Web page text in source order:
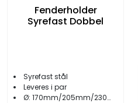
Fenderholder
Syrefast Dobbel
Syrefast stål
Leveres i par
Ø: 170mm/205mm/230mm/265mm